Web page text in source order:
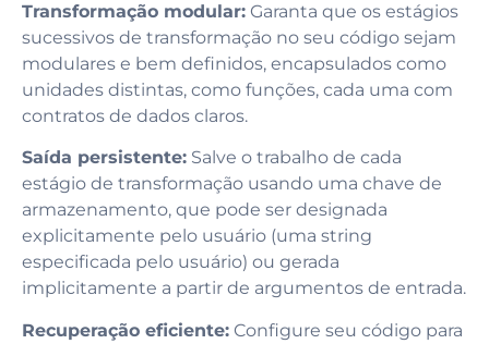
Transformação modular: Garanta que os estágios
sucessivos de transformação no seu código sejam
modulares e bem definidos, encapsulados como
unidades distintas, como funções, cada uma com
contratos de dados claros.
Saída persistente: Salve o trabalho de cada
estágio de transformação usando uma chave de
armazenamento, que pode ser designada
explicitamente pelo usuário (uma string
especificada pelo usuário) ou gerada
implicitamente a partir de argumentos de entrada.
Recuperação eficiente: Configure seu código para